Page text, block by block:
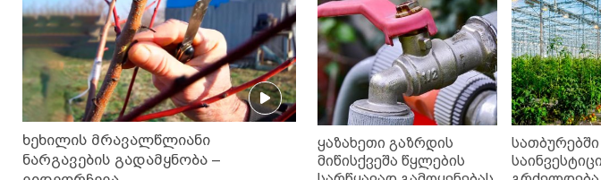
ყაზახეთი გაზრდის
მიწისქვეშა წყლების
სათბურებში
ხეხილის მრავალწლიანი
ნარგავების გადამყნობა –